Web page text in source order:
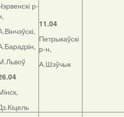
р-
11.04
Петрыкаўскі
р-н,
А.Шэўчык